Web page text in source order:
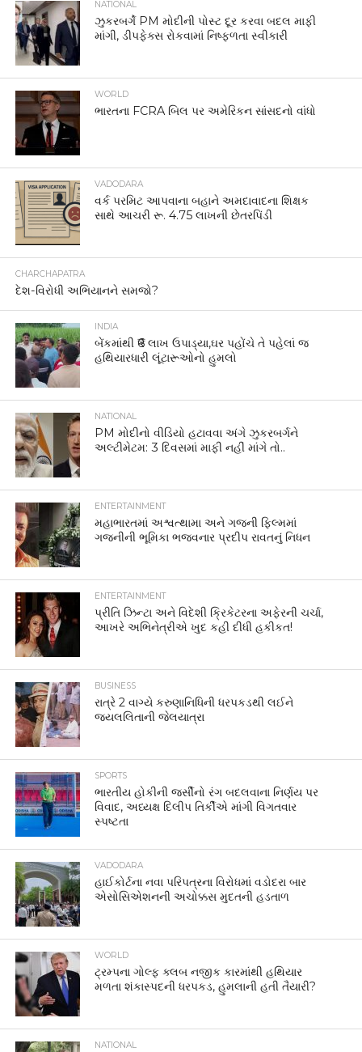
NATIONAL
ઝુકરબર્ગે PM મોદીની પોસ્ટ દૂર કરવા બદલ માફી
માંગી, ડીપફેક્સ રોકવામાં નિષ્ફળતા સ્વીકારી
WORLD
ભારતના FCRA બિલ પર અમેરિકન સાંસદનો વાંધો
VADODARA
વર્ક પરમિટ આપવાના બહાને અમદાવાદના શિક્ષક
સાથે આચરી રૂ. 4.75 લાખની છેતરપિંડી
CHARCHAPATRA
દેશ-વિરોધી અભિયાનને સમજો?
INDIA
બેંકમાંથી ₹6 લાખ ઉપાડ્યા,ઘર પહોંચે તે પહેલાં જ
હથિયારધારી લૂંટારૂઓનો હુમલો
NATIONAL
PM મોદીનો વીડિયો હટાવવા અંગે ઝુકરબર્ગને
અલ્ટીમેટમ: 3 દિવસમાં માફી નહીં માંગે તો..
ENTERTAINMENT
મહાભારતમાં અશ્વત્થામા અને ગજની ફિલ્મમાં
ગજનીની ભૂમિકા ભજવનાર પ્રદીપ રાવતનું નિધન
ENTERTAINMENT
પ્રીતિ ઝિન્ટા અને વિદેશી ક્રિકેટરના અફેરની ચર્ચા,
આખરે અભિનેત્રીએ ખુદ કહી દીધી હકીકત!
BUSINESS
રાત્રે 2 વાગ્યે કરુણાનિધિની ધરપકડથી લઈને
જયલલિતાની જેલયાત્રા
SPORTS
ભારતીય હોકીની જર્સીનો રંગ બદલવાના નિર્ણય પર
વિવાદ, અધ્યક્ષ દિલીપ તિર્કીએ માંગી વિગતવાર
સ્પષ્ટતા
VADODARA
હાઈકોર્ટના નવા પરિપત્રના વિરોધમાં વડોદરા બાર
એસોસિએશનની અચોક્કસ મુદતની હડતાળ
WORLD
ટ્રમ્પના ગોલ્ફ ક્લબ નજીક કારમાંથી હથિયાર
મળતા શંકાસ્પદની ધરપકડ, હુમલાની હતી તૈયારી?
NATIONAL